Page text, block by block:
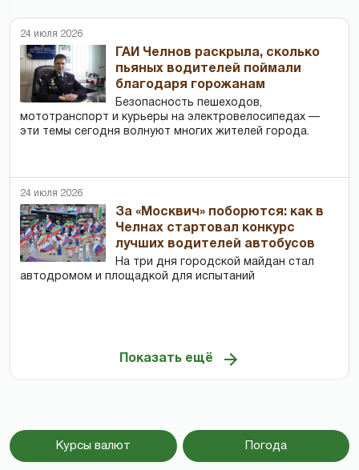
24 июля 2026
ГАИ Челнов раскрыла, сколько
пьяных водителей поймали
благодаря горожанам
Безопасность пешеходов,
мототранспорт и курьеры на электровелосипедах —
эти темы сегодня волнуют многих жителей города.
24 июля 2026
За «Москвич» поборются: как в
Челнах стартовал конкурс
лучших водителей автобусов
На три дня городской майдан стал
автодромом и площадкой для испытаний
Показать ещё
Курсы валют Погода